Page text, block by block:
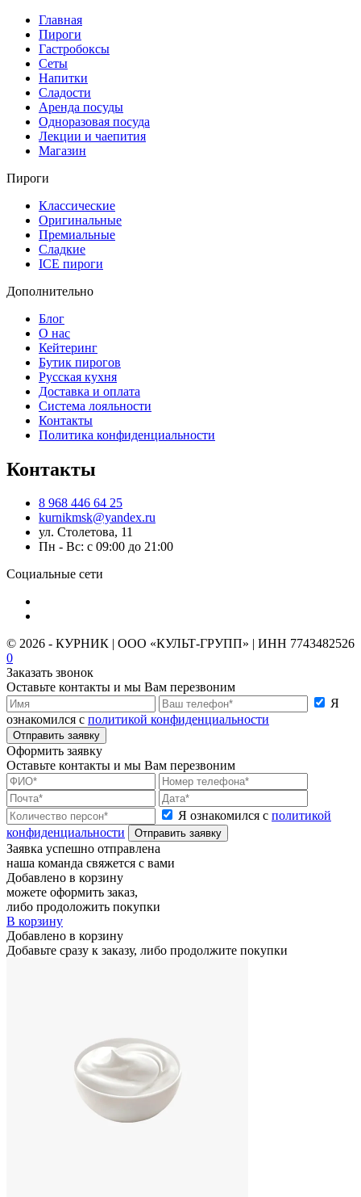
Главная
Пироги
Гастробоксы
Сеты
Напитки
Сладости
Аренда посуды
Одноразовая посуда
Лекции и чаепития
Магазин
Пироги
Классические
Оригинальные
Премиальные
Сладкие
ICE пироги
Дополнительно
Блог
О нас
Кейтеринг
Бутик пирогов
Русская кухня
Доставка и оплата
Система лояльности
Контакты
Политика конфиденциальности
Контакты
8 968 446 64 25
kurnikmsk@yandex.ru
ул. Столетова, 11
Пн - Вс: с 09:00 до 21:00
Социальные сети
© 2026 - КУРНИК | ООО «КУЛЬТ-ГРУПП» | ИНН 7743482526
0
Заказать звонок
Оставьте контакты и мы Вам перезвоним
Я
ознакомился с политикой конфиденциальности
Отправить заявку
Оформить заявку
Оставьте контакты и мы Вам перезвоним
Я ознакомился с политикой
конфиденциальности
Отправить заявку
Заявка успешно отправлена
наша команда свяжется с вами
Добавлено в корзину
можете оформить заказ,
либо продоложить покупки
В корзину
Добавлено в корзину
Добавьте сразу к заказу, либо продолжите покупки